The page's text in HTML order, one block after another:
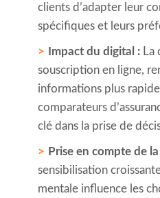
clients d’adapter leur
spécifiques et leurs
Impact du digital : La
souscription en ligne,
informations plus
comparateurs
clé dans la prise de
Prise en compte de
sensibilisation
mentale influence les